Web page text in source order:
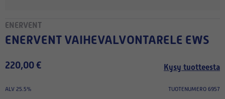
ENERVENT
ENERVENT VAIHEVALVONTARELE EWS
220,00 € Kysy tuotteesta
ALV 25.5% TUOTENUMERO 6957